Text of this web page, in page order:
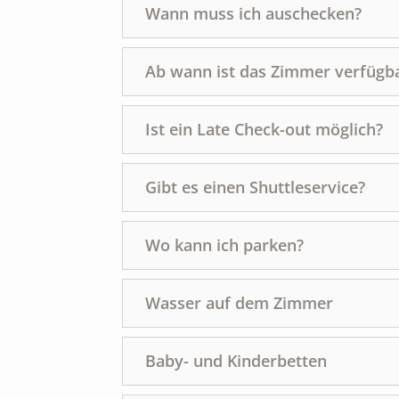
Wann muss ich auschecken?
Ab wann ist das Zimmer
Ist ein Late Check-out möglich?
Gibt es einen Shuttleservice?
Wo kann ich parken?
Wasser auf dem Zimmer
Baby- und Kinderbetten